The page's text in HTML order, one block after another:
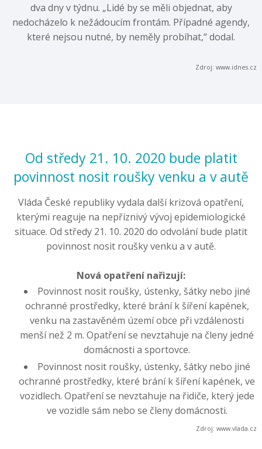
dva dny v týdnu. „Lidé by se měli objednat, aby
nedocházelo k nežádoucím frontám. Případné agendy,
které nejsou nutné, by neměly probíhat,“ dodal.
Zdroj: www.idnes.cz
Od středy 21. 10. 2020 bude platit
povinnost nosit roušky venku a v autě
Vláda České republiky vydala další krizová opatření,
kterými reaguje na nepříznivý vývoj epidemiologické
situace. Od středy 21. 10. 2020 do odvolání bude platit
povinnost nosit roušky venku a v autě.
Nová opatření nařizují:
Povinnost nosit roušky, ústenky, šátky nebo jiné
ochranné prostředky, které brání k šíření kapének,
venku na zastavěném území obce při vzdálenosti
menší než 2 m. Opatření se nevztahuje na členy jedné
domácnosti a sportovce.
Povinnost nosit roušky, ústenky, šátky nebo jiné
ochranné prostředky, které brání k šíření kapének, ve
vozidlech. Opatření se nevztahuje na řidiče, který jede
ve vozidle sám nebo se členy domácnosti.
Zdroj: www.vlada.cz